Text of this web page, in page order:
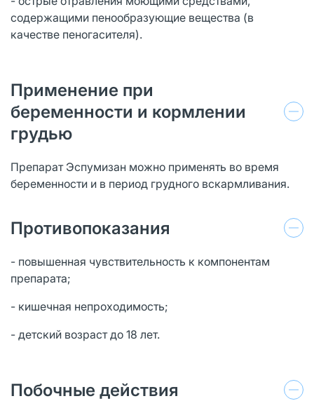
содержащими пенообразующие вещества (в
качестве пеногасителя).
Применение при
беременности и кормлении
грудью
Препарат Эспумизан можно применять во время
беременности и в период грудного вскармливания.
Противопоказания
- повышенная чувствительность к компонентам
препарата;
- кишечная непроходимость;
- детский возраст до 18 лет.
Побочные действия